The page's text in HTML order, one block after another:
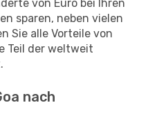
von Euro bei Ihren
sparen, neben vielen
Sie alle Vorteile von
Teil der weltweit
nach